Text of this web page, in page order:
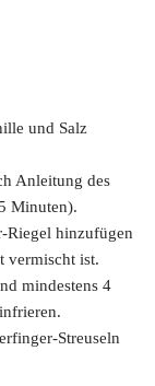
und Salz
Anleitung des
Minuten).
Riegel hinzufügen
vermischt ist.
mindestens 4
Streuseln